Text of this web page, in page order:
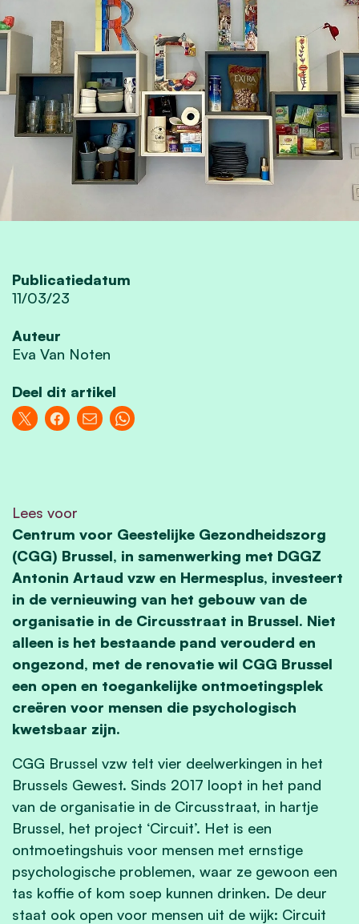
Publicatiedatum
11/03/23
Auteur
Eva Van Noten
Deel dit artikel
Lees voor
Centrum voor Geestelijke Gezondheidszorg
(CGG) Brussel, in samenwerking met DGGZ
Antonin Artaud vzw en Hermesplus, investeert
in de vernieuwing van het gebouw van de
organisatie in de Circusstraat in Brussel. Niet
alleen is het bestaande pand verouderd en
ongezond, met de renovatie wil CGG Brussel
een open en toegankelijke ontmoetingsplek
creëren voor mensen die psychologisch
kwetsbaar zijn.
CGG Brussel vzw telt vier deelwerkingen in het
Brussels Gewest. Sinds 2017 loopt in het pand
van de organisatie in de Circusstraat, in hartje
Brussel, het project ‘Circuit’. Het is een
ontmoetingshuis voor mensen met ernstige
psychologische problemen, waar ze gewoon een
tas koffie of kom soep kunnen drinken. De deur
staat ook open voor mensen uit de wijk: Circuit